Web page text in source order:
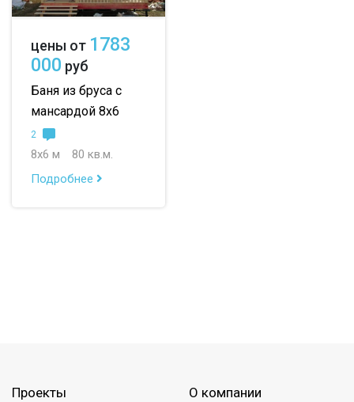
с беседкой
с навесом для авто
цены от 1783
000 руб
Баня из бруса с
мансардой 8х6
2
8х6 м
80 кв.м.
Подробнее
Проекты
О компании